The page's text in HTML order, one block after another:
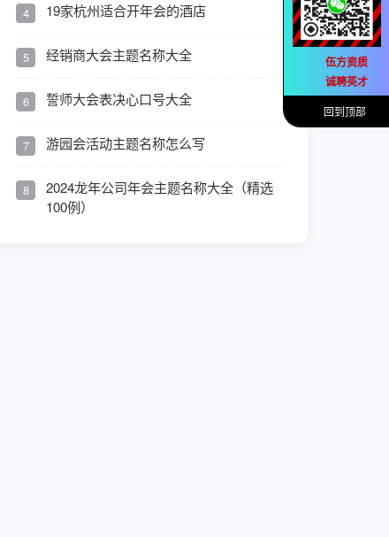
4 19家杭州适合开年会的酒店
5 经销商大会主题名称大全
6 誓师大会表决心口号大全
7 游园会活动主题名称怎么写
8
2024龙年公司年会主题名称大全（精选
100例）
伍方资质
诚聘英才
回到顶部